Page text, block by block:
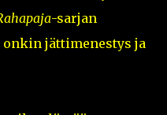
-sarjan
jättimenestys ja